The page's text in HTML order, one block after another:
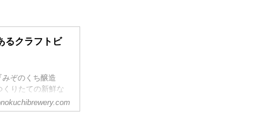
るクラフトビ
ぞのくち醸造
くりたての新鮮な
味わうことができ